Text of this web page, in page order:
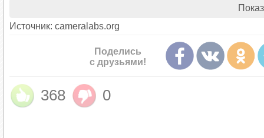
Источник: cameralabs.org
Поделись
с друзьями!
368 0